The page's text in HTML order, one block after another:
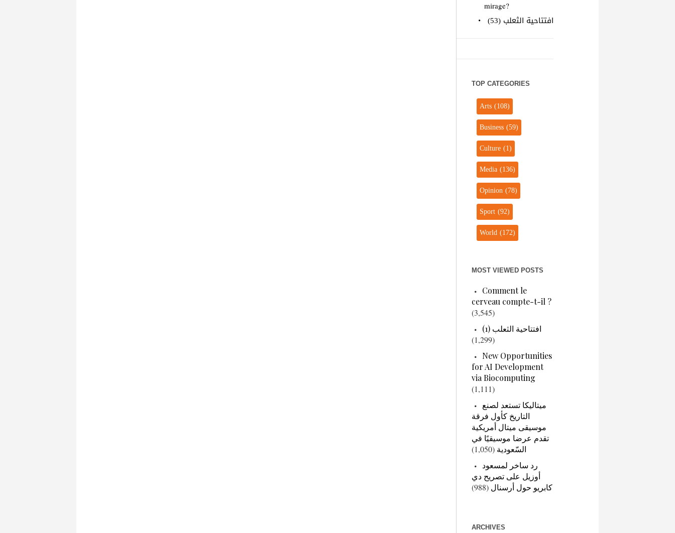
mirage?
افتتاحية الثعلب (53)
TOP CATEGORIES
Arts(108)
Business(59)
Culture(1)
Media(136)
Opinion(78)
Sport(92)
World(172)
MOST VIEWED POSTS
Comment le
cerveau compte-t-il ?
(3,545)
افتتاحية الثعلب (1)
(1,299)
New Opportunities
for AI Development
via Biocomputing
(1,111)
ميتاليكا تستعد لصنع
التاريخ كأول فرقة
موسيقى ميتال أمريكية
تقدم عرضا موسيقيًا في
السّعودية (1,050)
رد ساخر لمسعود
أوزيل على تصريح دي
كابريو حول أرسنال (988)
ARCHIVES